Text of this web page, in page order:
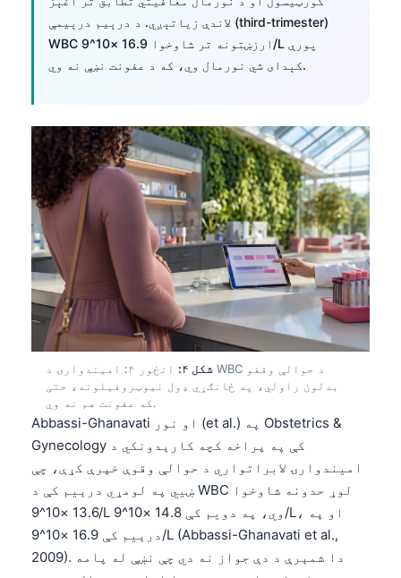
لاندې زیاتېږي. د درېیم درېیمې (third-trimester)
WBC ارزښتونه تر شاوخوا 16.9 ×10^9/L پورې
کېدای شي نورمال وي، که د عفونت نښې نه وي.
شکل ۴:
انځور ۴: امیندوارۍ د WBC د حوالې وقفو
بدلون راولي، په ځانګړي ډول نیوټروفیلونه، حتی
که عفونت هم نه وي.
Abbassi-Ghanavati او نور (et al.) په Obstetrics &
Gynecology کې په پراخه کچه کارېدونکي د
امیندوارۍ لابراتواري د حوالې وقوې خپرې کړې، چې
ښيي په لومړي درېیم کې د WBC لوړ حدونه شاوخوا
13.6 ×10^9/L وي، په دویم کې 14.8 ×10^9/L، او په
درېیم کې 16.9 ×10^9/L (Abbassi-Ghanavati et al.,
2009). دا شمېرې د دې جواز نه دي چې نښې له پامه